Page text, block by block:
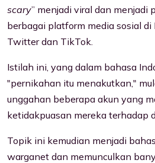
scary” menjadi viral dan menjadi
berbagai platform media sosial di
Twitter dan TikTok.
Istilah ini, yang dalam bahasa
"pernikahan itu menakutkan,"
unggahan beberapa akun yang
ketidakpuasan mereka terhadap
Topik ini kemudian menjadi
warganet dan memunculkan